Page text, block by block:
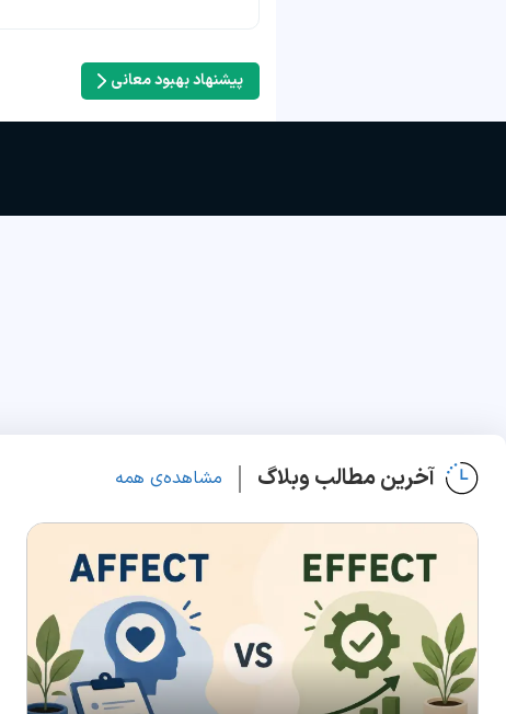
پیشنهاد بهبود معانی
آخرین مطالب وبلاگ مشاهده‌ی همه